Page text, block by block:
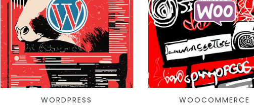
WORDPRESS WOOCOMMERCE